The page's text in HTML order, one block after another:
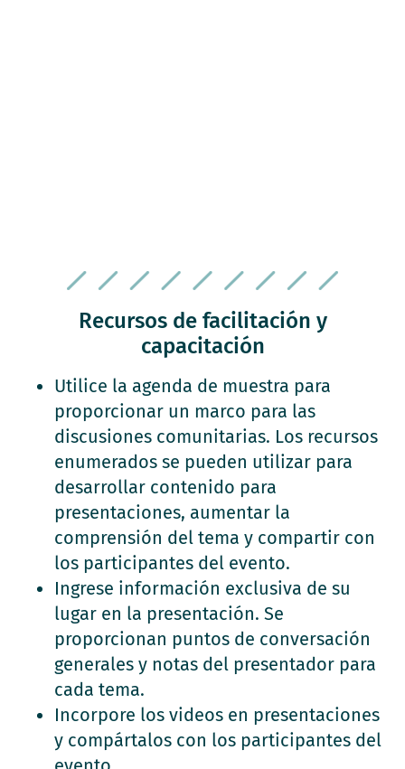
TERCERA
Recursos de facilitación y
capacitación
Utilice la agenda de muestra para
proporcionar un marco para las
discusiones comunitarias. Los recursos
enumerados se pueden utilizar para
desarrollar contenido para
presentaciones, aumentar la
comprensión del tema y compartir con
los participantes del evento.
Ingrese información exclusiva de su
lugar en la presentación. Se
proporcionan puntos de conversación
generales y notas del presentador para
cada tema.
Incorpore los videos en presentaciones
y compártalos con los participantes del